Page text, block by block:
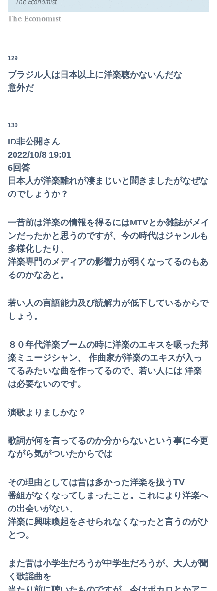
129
ブラジル人は日本以上に洋楽聴かないんだな
意外だ
130
ID非公開さん
2022/10/8 19:01
6回答
日本人が洋楽離れが凄まじいと聞きましたがなぜな
のでしょうか？
一昔前は洋楽の情報を得るにはMTVとか雑誌がメイ
ンだったかと思うのですが、今の時代はジャンルも
多様化したり、
洋楽専門のメディアの影響力が弱くなってるのもあ
るのかなあと。
若い人の言語能力及び読解力が低下しているからで
しょう。
８０年代洋楽ブームの時に洋楽のエキスを吸った邦
楽ミュージシャン、 作曲家が洋楽のエキスが入っ
てるみたいな曲を作ってるので、若い人には 洋楽
は必要ないのです。
演歌よりましかな？
歌詞が何を言ってるのか分からないという事に今更
ながら気がついたからでは
その理由としては昔は多かった洋楽を扱うTV
番組がなくなってしまったこと。これにより洋楽へ
の出会いがない、
洋楽に興味喚起をさせられなくなったと言うのがひ
とつ。
また昔は小学生だろうが中学生だろうが、大人が聞
く歌謡曲を